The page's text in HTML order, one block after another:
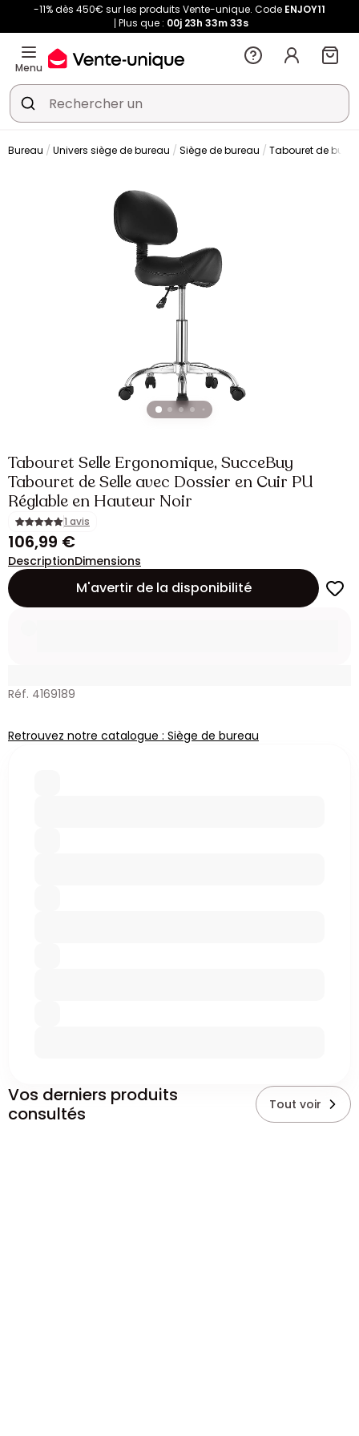
-11% dès 450€ sur les produits Vente-unique. Code ENJOY11
Plus que : 00j 23h 33m32s
Menu
Bureau Univers siège de bureau Siège de bureau Tabouret de
Tabouret Selle Ergonomique, SucceBuy
Tabouret de Selle avec Dossier en Cuir PU
Réglable en Hauteur Noir
1 avis
106,99 €
DescriptionDimensions
M'avertir de la disponibilité
Réf. 4169189
Retrouvez notre catalogue : Siège de bureau
Vos derniers produits
consultés
Tout voir